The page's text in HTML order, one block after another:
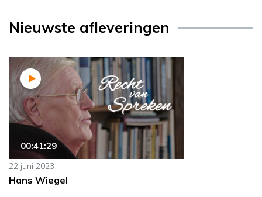
Nieuwste afleveringen
00:41:29
22 juni 2023
Hans Wiegel